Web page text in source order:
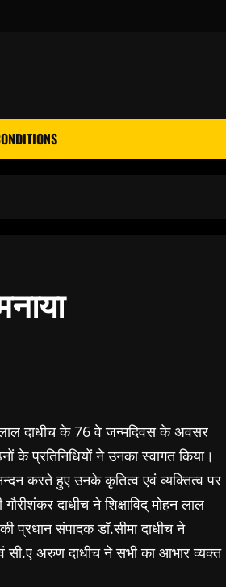
लाल दाधीच के 76 वे जन्मदिवस के अवसर
के प्रतिनिधियों ने उनका स्वागत किया।
करते हुए उनके कृतित्व एवं व्यक्तित्व पर
दाधीच ने शिक्षाविद् मोहन लाल
प्रधान संपादक डॉ.सीमा दाधीच ने
सी.ए अरुण दाधीच ने सभी का आभार व्यक्त